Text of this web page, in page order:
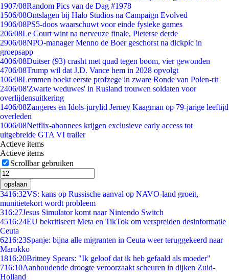
1907/08Random Pics van de Dag #1978
1506/08Ontslagen bij Halo Studios na Campaign Evolved
1906/08PS5-doos waarschuwt voor einde fysieke games
206/08Le Court wint na nerveuze finale, Pieterse derde
2906/08NPO-manager Menno de Boer geschorst na dickpic in
groepsapp
4006/08Duitser (93) crasht met quad tegen boom, vier gewonden
4706/08Trump wil dat J.D. Vance hem in 2028 opvolgt
106/08Lemmen boekt eerste profzege in zware Ronde van Polen-rit
2406/08'Zwarte weduwes' in Rusland trouwen soldaten voor
overlijdensuitkering
1406/08Zangeres en Idols-jurylid Jerney Kaagman op 79-jarige leeftijd
overleden
1006/08Netflix-abonnees krijgen exclusieve early access tot
uitgebreide GTA VI trailer
Actieve items
Actieve items
Scrollbar gebruiken
opslaan
3416:32VS: kans op Russische aanval op NAVO-land groeit,
munitietekort wordt probleem
316:27Jesus Simulator komt naar Nintendo Switch
4516:24EU bekritiseert Meta en TikTok om verspreiden desinformatie
Ceuta
6216:23Spanje: bijna alle migranten in Ceuta weer teruggekeerd naar
Marokko
1816:20Britney Spears: "Ik geloof dat ik heb gefaald als moeder"
716:10Aanhoudende droogte veroorzaakt scheuren in dijken Zuid-
Holland